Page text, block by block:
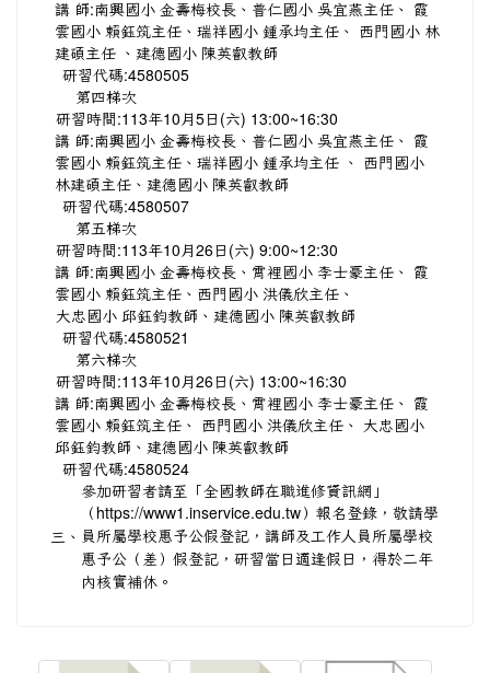
講 師:南興國小 金壽梅校長、普仁國小 吳宜燕主任、 霞
雲國小 賴鈺筑主任、瑞祥國小 鍾承均主任、 西門國小 林
建碩主任 、建德國小 陳英叡教師
研習代碼:4580505
第四梯次
研習時間:113年10月5日(六) 13:00~16:30
講 師:南興國小 金壽梅校長、普仁國小 吳宜燕主任、 霞
雲國小 賴鈺筑主任、瑞祥國小 鍾承均主任 、 西門國小
林建碩主任、建德國小 陳英叡教師
研習代碼:4580507
第五梯次
研習時間:113年10月26日(六) 9:00~12:30
講 師:南興國小 金壽梅校長、霄裡國小 李士豪主任、 霞
雲國小 賴鈺筑主任、西門國小 洪儀欣主任、
大忠國小 邱鈺鈞教師、建德國小 陳英叡教師
研習代碼:4580521
第六梯次
研習時間:113年10月26日(六) 13:00~16:30
講 師:南興國小 金壽梅校長、霄裡國小 李士豪主任、 霞
雲國小 賴鈺筑主任、 西門國小 洪儀欣主任、 大忠國小
邱鈺鈞教師、建德國小 陳英叡教師
研習代碼:4580524
三、
參加研習者請至「全國教師在職進修資訊網」
（ https://www1.inservice.edu.tw）報名登錄，敬請學
員所屬學校惠予公假登記，講師及工作人員所屬學校
惠予公（差）假登記，研習當日適逢假日，得於二年
內核實補休。